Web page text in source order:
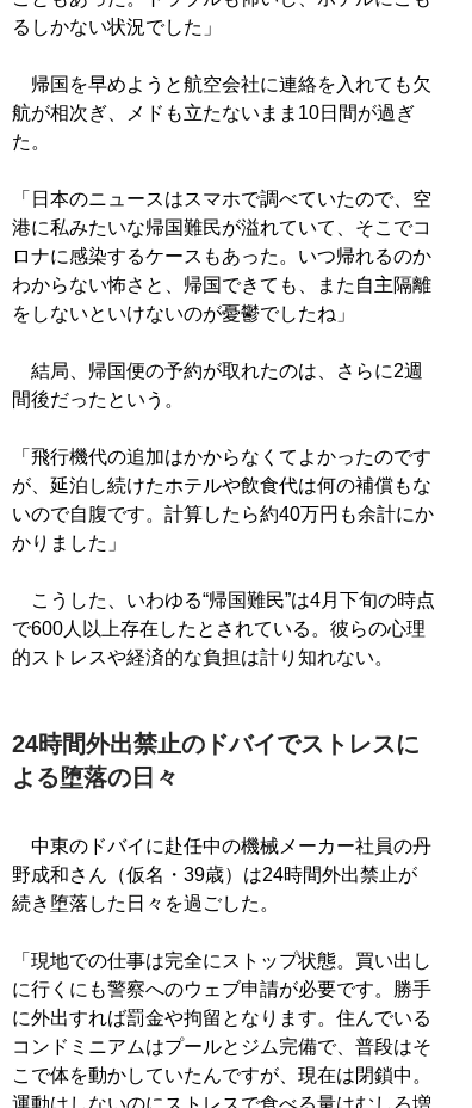
るしかない状況でした」
帰国を早めようと航空会社に連絡を入れても欠
航が相次ぎ、メドも立たないまま10日間が過ぎ
た。
「日本のニュースはスマホで調べていたので、空
港に私みたいな帰国難民が溢れていて、そこでコ
ロナに感染するケースもあった。いつ帰れるのか
わからない怖さと、帰国できても、また自主隔離
をしないといけないのが憂鬱でしたね」
結局、帰国便の予約が取れたのは、さらに2週
間後だったという。
「飛行機代の追加はかからなくてよかったのです
が、延泊し続けたホテルや飲食代は何の補償もな
いので自腹です。計算したら約40万円も余計にか
かりました」
こうした、いわゆる“帰国難民”は4月下旬の時点
で600人以上存在したとされている。彼らの心理
的ストレスや経済的な負担は計り知れない。
24時間外出禁止のドバイでストレスに
よる堕落の日々
中東のドバイに赴任中の機械メーカー社員の丹
野成和さん（仮名・39歳）は24時間外出禁止が
続き堕落した日々を過ごした。
「現地での仕事は完全にストップ状態。買い出し
に行くにも警察へのウェブ申請が必要です。勝手
に外出すれば罰金や拘留となります。住んでいる
コンドミニアムはプールとジム完備で、普段はそ
こで体を動かしていたんですが、現在は閉鎖中。
運動はしないのにストレスで食べる量はむしろ増